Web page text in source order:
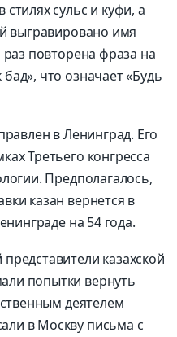
сульс и куфи, а
выгравировано имя
повторена фраза на
что означает «Будь
в Ленинград. Его
Третьего конгресса
Предполагалось,
казан вернется в
на 54 года.
казахской
попытки вернуть
деятелем
в Москву письма с